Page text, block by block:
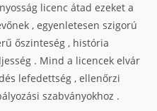
licenc átad ezeket a
, egyenletesen szigorú
őszinteség , história
. Mind a licencek elvár
lefedettség , ellenőrzi
szabványokhoz .